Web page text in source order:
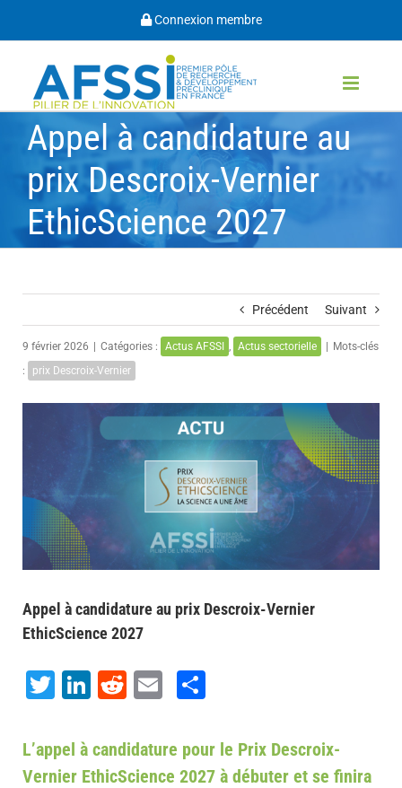
contenu
Connexion membre
Appel à candidature au
prix Descroix-Vernier
EthicScience 2027
Précédent Suivant
9 février 2026 Catégories : Actus AFSSI , Actus sectorielle
Mots-clés
:
prix Descroix-Vernier
agrandie
Appel à candidature au prix Descroix-Vernier
EthicScience 2027
Twitter
LinkedIn
Reddit
Email
L’appel à candidature pour le Prix Descroix-
Vernier EthicScience 2027 à débuter et se finira